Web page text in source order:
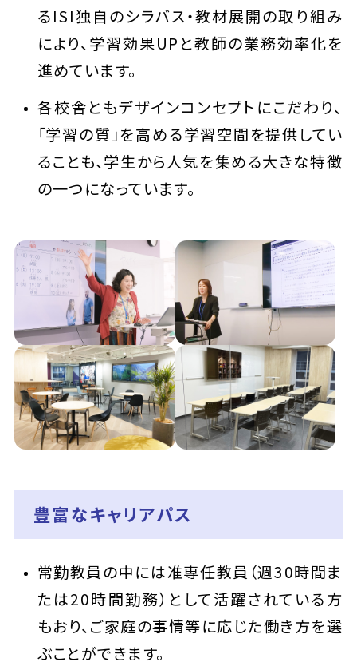
るISI独自のシラバス・教材展開の取り組み
により、学習効果UPと教師の業務効率化を
進めています。
各校舎ともデザインコンセプトにこだわり、
「学習の質」を高める学習空間を提供してい
ることも、学生から人気を集める大きな特徴
の一つになっています。
豊富なキャリアパス
常勤教員の中には准専任教員（週30時間ま
たは20時間勤務）として活躍されている方
もおり、ご家庭の事情等に応じた働き方を選
ぶことができます。